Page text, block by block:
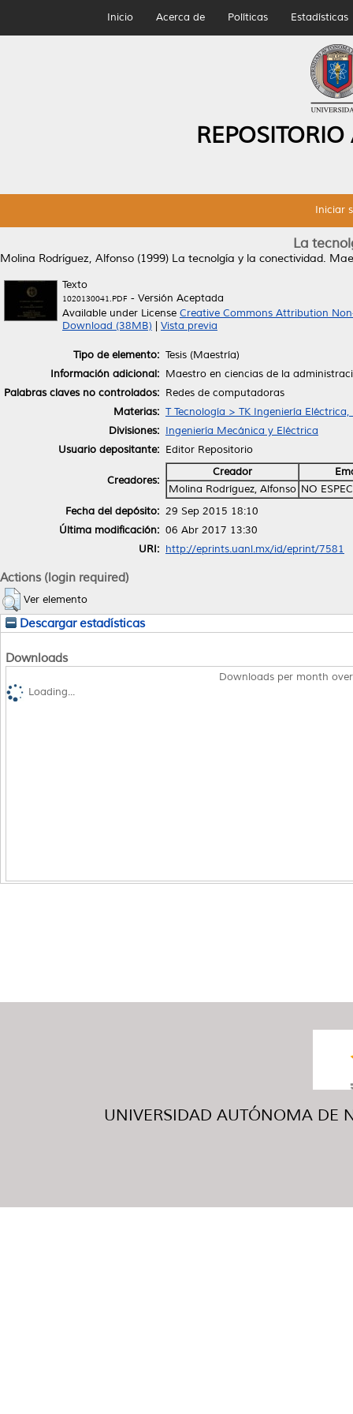
Inicio Acerca de Políticas Estadísticas
Iniciar
La
Molina Rodríguez, Alfonso (1999) La tecnolgía y la conectividad.
Texto
1020130041.PDF - Versión Aceptada
Available under License Creative Commons Attribution
Download (38MB)
Vista previa
Tipo de elemento: Tesis (Maestría)
Información adicional: Maestro en ciencias de la
Palabras claves no controlados: Redes de computadoras
Materias: T Tecnología > TK Ingeniería
Divisiones: Ingeniería Mecánica y Eléctrica
Usuario depositante: Editor Repositorio
Creadores:
Creador
Molina Rodríguez, Alfonso NO
Fecha del depósito: 29 Sep 2015 18:10
Última modificación: 06 Abr 2017 13:30
URI: http://eprints.uanl.mx/id/eprint/7581
Actions (login required)
Ver elemento
Descargar estadísticas
Downloads
Downloads per month
Loading...
UNIVERSIDAD AUTÓNOMA DE